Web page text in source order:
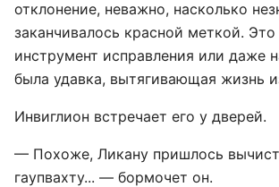
отклонение, неважно, насколько
заканчивалось красной меткой.
инструмент исправления или даже
была удавка, вытягивающая жизнь
Инвиглион встречает его у дверей.
— Похоже, Ликану пришлось
гаупвахту... — бормочет он.